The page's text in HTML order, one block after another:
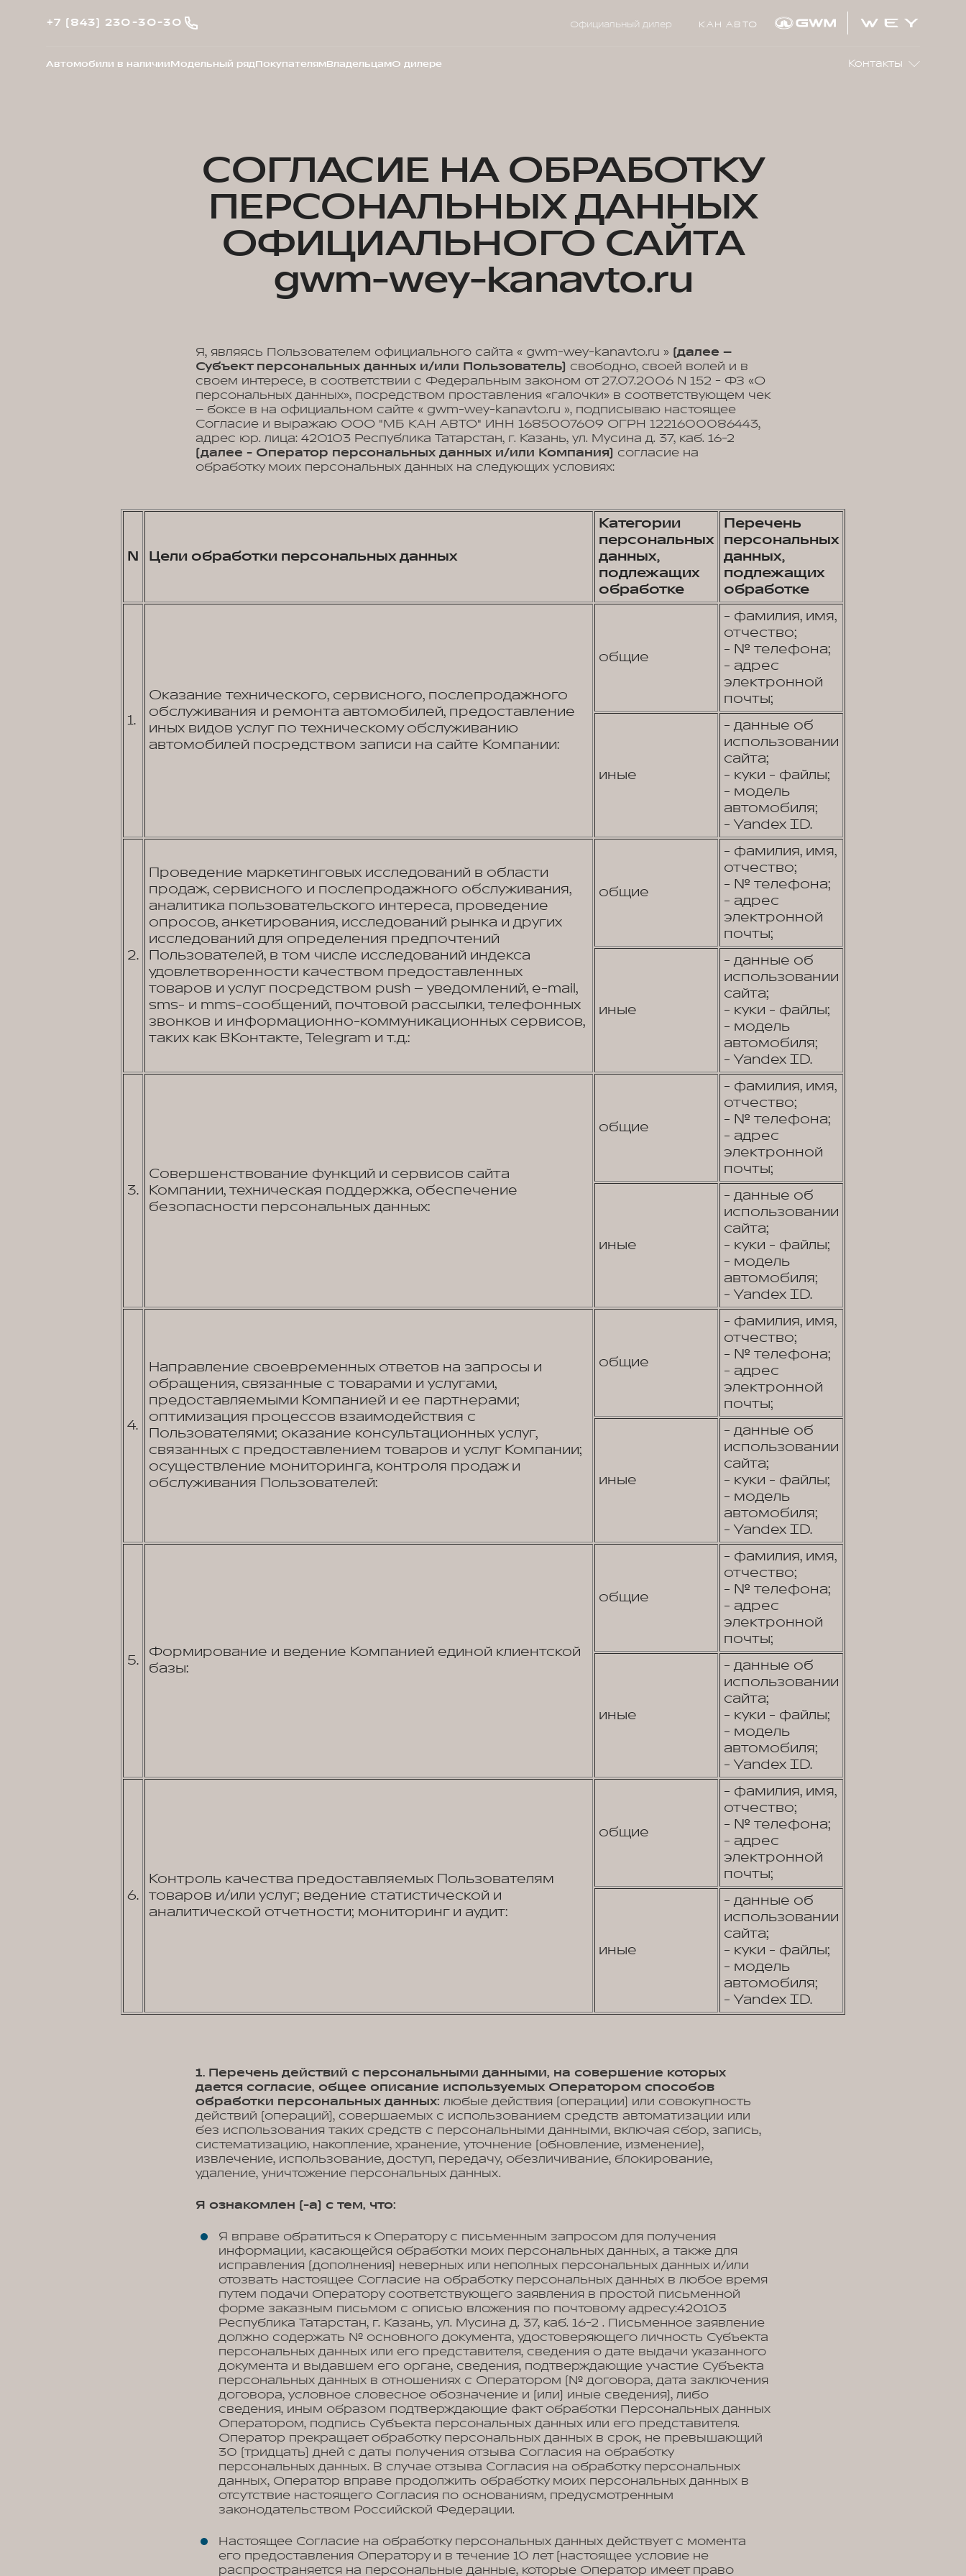
Официальный дилер КАН АВТО
Контакты
+7 (843) 230-30-30
Автомобили в наличииМодельный рядПокупателямВладельцамО дилере
СОГЛАСИЕ НА ОБРАБОТКУ
ПЕРСОНАЛЬНЫХ ДАННЫХ
ОФИЦИАЛЬНОГО САЙТА
gwm-wey-kanavto.ru
Я, являясь Пользователем официального сайта « gwm-wey-kanavto.ru » (далее –
Субъект персональных данных и/или Пользователь) свободно, своей волей и в
своем интересе, в соответствии с Федеральным законом от 27.07.2006 N 152 - ФЗ «О
персональных данных», посредством проставления «галочки» в соответствующем чек
– боксе в на официальном сайте « gwm-wey-kanavto.ru », подписываю настоящее
Согласие и выражаю ООО "МБ КАН АВТО" ИНН 1685007609 ОГРН 1221600086443,
адрес юр. лица: 420103 Республика Татарстан, г. Казань, ул. Мусина д. 37, каб. 16-2
(далее - Оператор персональных данных и/или Компания) согласие на
обработку моих персональных данных на следующих условиях:
N Цели обработки персональных данных
Категории
персональных
данных,
подлежащих
обработке
Перечень
персональных
данных,
подлежащих
обработке
1.
Оказание технического, сервисного, послепродажного
обслуживания и ремонта автомобилей, предоставление
иных видов услуг по техническому обслуживанию
автомобилей посредством записи на сайте Компании:
общие
- фамилия, имя,
отчество;
- № телефона;
- адрес
электронной
почты;
иные
- данные об
использовании
сайта;
- куки - файлы;
- модель
автомобиля;
- Yandex ID.
2.
Проведение маркетинговых исследований в области
продаж, сервисного и послепродажного обслуживания,
аналитика пользовательского интереса, проведение
опросов, анкетирования, исследований рынка и других
исследований для определения предпочтений
Пользователей, в том числе исследований индекса
удовлетворенности качеством предоставленных
товаров и услуг посредством push – уведомлений, e-mail,
sms- и mms-сообщений, почтовой рассылки, телефонных
звонков и информационно-коммуникационных сервисов,
таких как ВКонтакте, Telegram и т.д.:
общие
- фамилия, имя,
отчество;
- № телефона;
- адрес
электронной
почты;
иные
- данные об
использовании
сайта;
- куки - файлы;
- модель
автомобиля;
- Yandex ID.
3.
Совершенствование функций и сервисов сайта
Компании, техническая поддержка, обеспечение
безопасности персональных данных:
общие
- фамилия, имя,
отчество;
- № телефона;
- адрес
электронной
почты;
иные
- данные об
использовании
сайта;
- куки - файлы;
- модель
автомобиля;
- Yandex ID.
4.
Направление своевременных ответов на запросы и
обращения, связанные с товарами и услугами,
предоставляемыми Компанией и ее партнерами;
оптимизация процессов взаимодействия с
Пользователями; оказание консультационных услуг,
связанных с предоставлением товаров и услуг Компании;
осуществление мониторинга, контроля продаж и
обслуживания Пользователей:
общие
- фамилия, имя,
отчество;
- № телефона;
- адрес
электронной
почты;
иные
- данные об
использовании
сайта;
- куки - файлы;
- модель
автомобиля;
- Yandex ID.
5.
Формирование и ведение Компанией единой клиентской
базы:
общие
- фамилия, имя,
отчество;
- № телефона;
- адрес
электронной
почты;
иные
- данные об
использовании
сайта;
- куки - файлы;
- модель
автомобиля;
- Yandex ID.
6.
Контроль качества предоставляемых Пользователям
товаров и/или услуг; ведение статистической и
аналитической отчетности; мониторинг и аудит:
общие
- фамилия, имя,
отчество;
- № телефона;
- адрес
электронной
почты;
иные
- данные об
использовании
сайта;
- куки - файлы;
- модель
автомобиля;
- Yandex ID.
1. Перечень действий с персональными данными, на совершение которых
дается согласие, общее описание используемых Оператором способов
обработки персональных данных: любые действия (операции) или совокупность
действий (операций), совершаемых с использованием средств автоматизации или
без использования таких средств с персональными данными, включая сбор, запись,
систематизацию, накопление, хранение, уточнение (обновление, изменение),
извлечение, использование, доступ, передачу, обезличивание, блокирование,
удаление, уничтожение персональных данных.
Я ознакомлен (-а) с тем, что:
Я вправе обратиться к Оператору с письменным запросом для получения
информации, касающейся обработки моих персональных данных, а также для
исправления (дополнения) неверных или неполных персональных данных и/или
отозвать настоящее Согласие на обработку персональных данных в любое время
путем подачи Оператору соответствующего заявления в простой письменной
форме заказным письмом с описью вложения по почтовому адресу:420103
Республика Татарстан, г. Казань, ул. Мусина д. 37, каб. 16-2 . Письменное заявление
должно содержать № основного документа, удостоверяющего личность Субъекта
персональных данных или его представителя, сведения о дате выдачи указанного
документа и выдавшем его органе, сведения, подтверждающие участие Субъекта
персональных данных в отношениях с Оператором (№ договора, дата заключения
договора, условное словесное обозначение и (или) иные сведения), либо
сведения, иным образом подтверждающие факт обработки Персональных данных
Оператором, подпись Субъекта персональных данных или его представителя.
Оператор прекращает обработку персональных данных в срок, не превышающий
30 (тридцать) дней с даты получения отзыва Согласия на обработку
персональных данных. В случае отзыва Согласия на обработку персональных
данных, Оператор вправе продолжить обработку моих персональных данных в
отсутствие настоящего Согласия по основаниям, предусмотренным
законодательством Российской Федерации.
Настоящее Согласие на обработку персональных данных действует с момента
его предоставления Оператору и в течение 10 лет (настоящее условие не
распространяется на персональные данные, которые Оператор имеет право